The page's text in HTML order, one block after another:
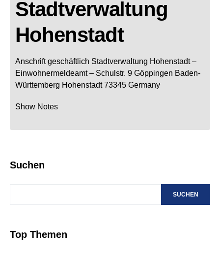
Stadtverwaltung
Hohenstadt
Anschrift geschäftlich Stadtverwaltung Hohenstadt –
Einwohnermeldeamt – Schulstr. 9 Göppingen Baden-
Württemberg Hohenstadt 73345 Germany
Show Notes
Suchen
SUCHEN
Top Themen